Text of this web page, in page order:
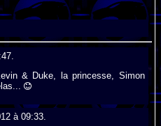
& Duke, la princesse, Simon
à 09:33.